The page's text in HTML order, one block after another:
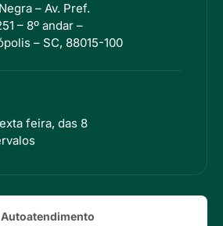
– Av. Pref.
– 8º andar –
– SC, 88015-100
feira, das 8
Autoatendimento